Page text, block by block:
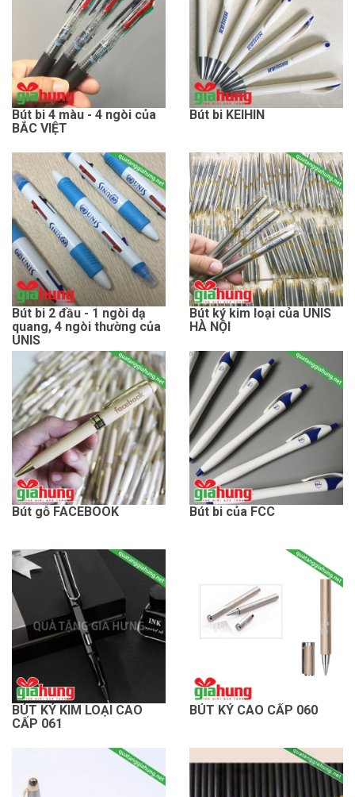
Bút bi 4 màu - 4 ngòi của
BẮC VIỆT
Bút bi KEIHIN
Bút bi 2 đầu - 1 ngòi dạ
quang, 4 ngòi thường của
UNIS
Bút ký kim loại của UNIS
HÀ NỘI
Bút gỗ FACEBOOK Bút bi của FCC
BÚT KÝ KIM LOẠI CAO
CẤP 061
BÚT KÝ CAO CẤP 060